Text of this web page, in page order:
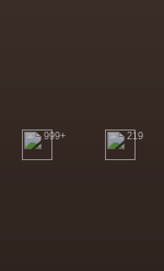
999+ 219